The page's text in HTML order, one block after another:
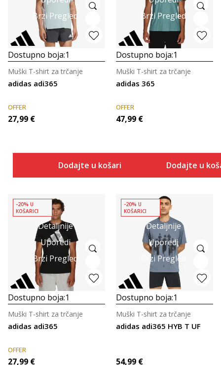
Brzi Pregled
Dostupno boja:1
adidas adi365
Muški T-shirt za trčanje
OFFER
27,99 €
Dodajte u košaricu
Brzi Pregled
Dostupno boja:1
adidas 365
Muški T-shirt za trčanje
OFFER
47,99 €
Dodajte u
Detaljnije
Uporedi
Brzi Pregled
-20% U
KOŠARICI
Dostupno boja:1
adidas adi365
Muški T-shirt za trčanje
OFFER
27,99 €
Detaljnije
Uporedi
Brzi Pregled
-20% U
KOŠARICI
Dostupno boja:1
adidas adi365 HYB T UF
Muški T-shirt za trčanje
54,99 €